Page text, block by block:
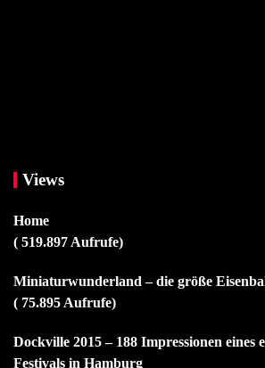
Views
Home
( 519.897 Aufrufe)
Miniaturwunderland – die größe
( 75.895 Aufrufe)
Dockville 2015 – 188 Impressionen eines
Festivals in Hamburg